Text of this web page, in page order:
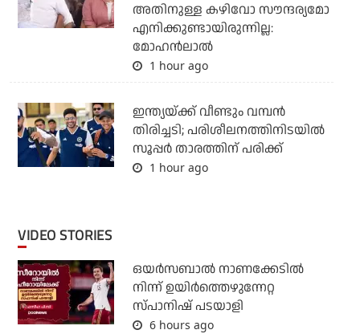
അതിനുള്ള കഴിവോ സൗന്ദര്യമോ
എനിക്കുണ്ടായിരുന്നില്ല:
മോഹൻലാൽ
1 hour ago
ഇന്ത്യയ്ക്ക് വീണ്ടും വമ്പന്‍
തിരിച്ചടി; പരിശീലനത്തിനിടയില്‍
സൂപ്പര്‍ താരത്തിന് പരിക്ക്
1 hour ago
VIDEO STORIES
ഒയര്‍സബാൽ നാണക്കേടിൽ
നിന്ന് ഉയിർത്തെഴുന്നേറ്റ
സ്പാനിഷ് പടയാളി
6 hours ago